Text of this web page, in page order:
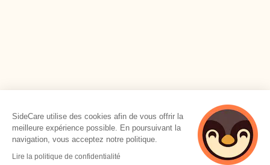
SideCare utilise des cookies afin de vous offrir la
meilleure expérience possible. En poursuivant la
navigation, vous acceptez notre politique.
Lire la politique de confidentialité